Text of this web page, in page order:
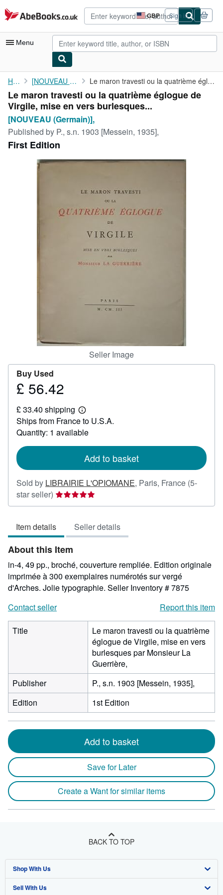
Skip to main content
AbeBooks.co.uk GBP
Site
shopping
preferences
Sign in
Menu
My Account
My Purchases
Advanced Search
Browse Collections
Rare Books
Art & Collectables
CLOSE
Home [NOUVEAU (Germain)], Le maron travesti ou la quatrième églogue de Virgile, mise en ...
Le maron travesti ou la quatrième églogue de
Virgile, mise en vers burlesques...
[NOUVEAU (Germain)],
Published by P., s.n. 1903 [Messein, 1935],
First Edition
Seller Image
Buy Used
Price
56.42
£ 56.42
£ 33.40 shipping
Learn
more
about
shipping
Ships from France to U.S.A.
Quantity: 1 available
Add to basket
Sold by LIBRAIRIE L'OPIOMANE, Paris, France (5-
star seller) Seller
rating
out
of
5
stars
Item details Seller details
About this Item
in-4, 49 pp., broché, couverture rempliée. Edition originale
imprimée à 300 exemplaires numérotés sur vergé
d'Arches. Jolie typographie. Seller Inventory # 7875
Contact seller
Report this item
Title
Le maron travesti ou la quatrième
églogue de Virgile, mise en vers
burlesques par Monsieur La
Guerrière,
Publisher
P., s.n. 1903 [Messein, 1935],
Edition
1st Edition
Add to basket
Save for Later
Create a Want for similar items
BACK TO TOP
Shop With Us
Advanced Search
Sell With Us